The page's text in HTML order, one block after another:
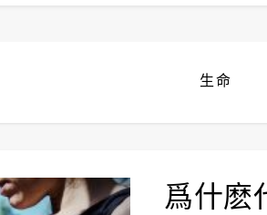
生命
爲什麽